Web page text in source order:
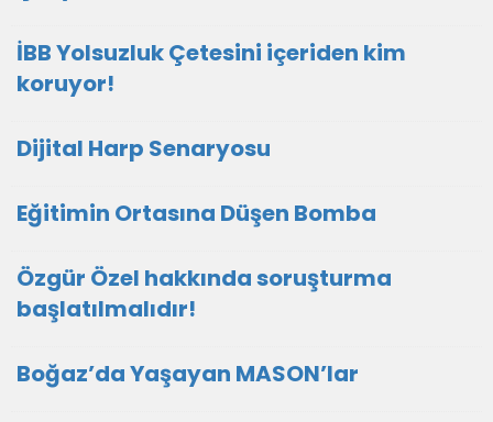
İBB Yolsuzluk Çetesini içeriden kim
koruyor!
Dijital Harp Senaryosu
Eğitimin Ortasına Düşen Bomba
Özgür Özel hakkında soruşturma
başlatılmalıdır!
Boğaz’da Yaşayan MASON’lar